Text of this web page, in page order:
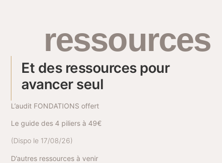
ressources
Et des ressources pour
avancer seul
L’audit FONDATIONS offert
Le guide des 4 piliers à 49€
(Dispo le 17/08/26)
D’autres ressources à venir